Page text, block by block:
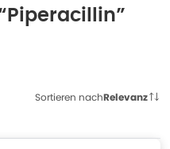
Sortieren nachRelevanz